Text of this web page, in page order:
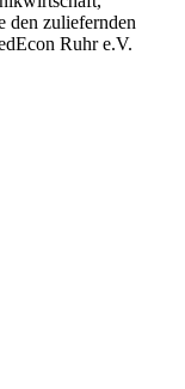
den zuliefernden
Ruhr e.V.